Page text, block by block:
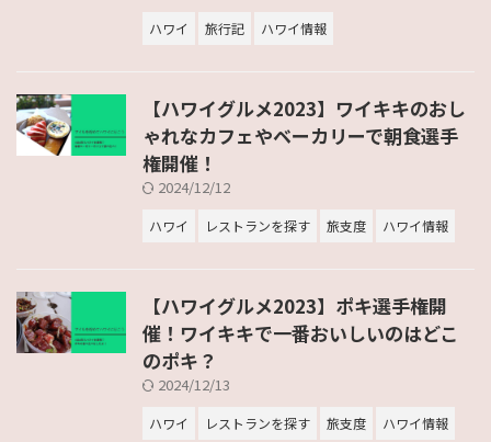
ハワイ 旅行記 ハワイ情報
【ハワイグルメ2023】ワイキキのおし
ゃれなカフェやベーカリーで朝食選手
権開催！
2024/12/12
ハワイ レストランを探す 旅支度 ハワイ情報
【ハワイグルメ2023】ポキ選手権開
催！ワイキキで一番おいしいのはどこ
のポキ？
2024/12/13
ハワイ レストランを探す 旅支度 ハワイ情報